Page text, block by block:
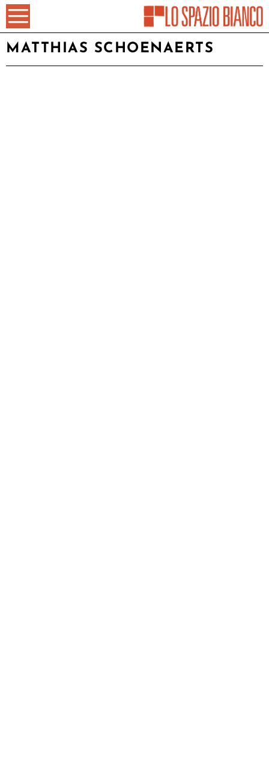
MATTHIAS SCHOENAERTS